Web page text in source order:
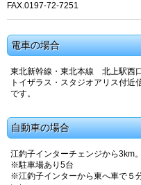
FAX.0197-72-7251
電車の場合
東北新幹線・東北本線 北上駅西
トイザラス・スタジオアリス付
です。
自動車の場合
江釣子インターチェンジから3km。
※駐車場あり5台
※江釣子インターから東へ車で５